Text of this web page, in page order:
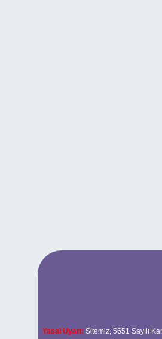
Yasal Uyarı: Sitemiz, 5651 Sayılı